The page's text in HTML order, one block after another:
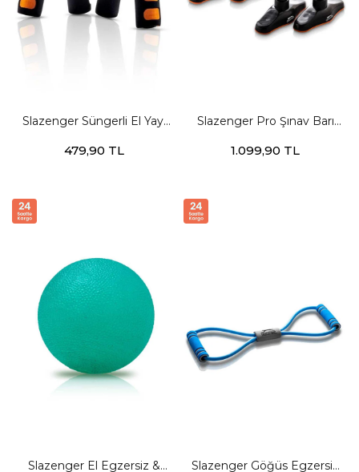
Slazenger Süngerli El Yayı
Egzersiz Aletleri
479,90 TL
Slazenger Pro Şınav Barı
Aletleri
1.099,90 TL
Slazenger El Egzersiz & Slazenger Göğüs Egzersiz